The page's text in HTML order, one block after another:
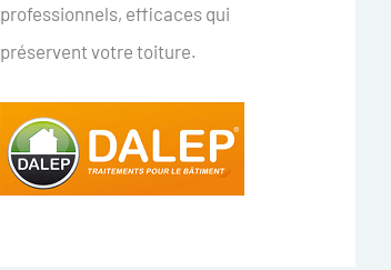
professionnels, efficaces qui
préservent votre toiture.